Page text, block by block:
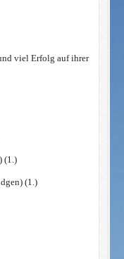
viel Erfolg auf ihrer
(1.)
(1.)